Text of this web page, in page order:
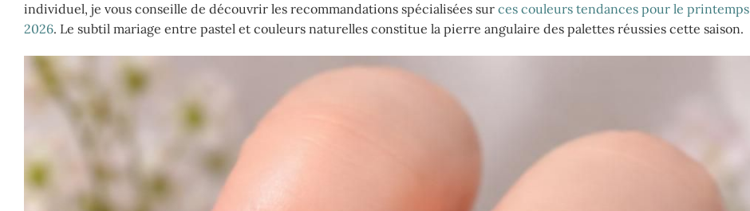
individuel, je vous conseille de découvrir les recommandations spécialisées sur ces couleurs tendances pour le printemps
2026. Le subtil mariage entre pastel et couleurs naturelles constitue la pierre angulaire des palettes réussies cette saison.